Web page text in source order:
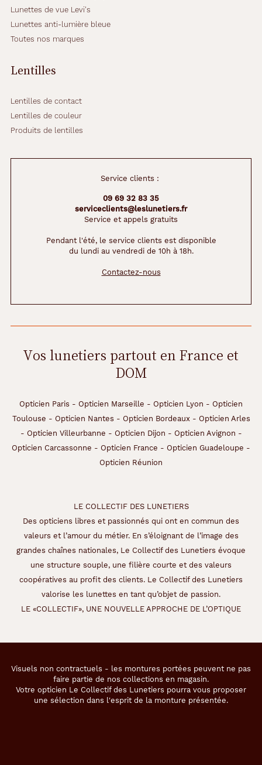
é
a
b
l
l
r
a
r
s
t
r
Dimensions
de
monture
mm
mm
Lunettes de vue Levi's
Lunettes anti-lumière bleue
Toutes nos marques
Lentilles
Lentilles de contact
Lentilles de couleur
Produits de lentilles
Service clients :
09 69 32 83 35
serviceclients@leslunetiers.fr
Service et appels gratuits
Pendant l'été, le service clients est disponible
du lundi au vendredi de 10h à 18h.
Contactez-nous
Vos lunetiers partout en France et
DOM
Opticien Paris - Opticien Marseille - Opticien Lyon - Opticien
Toulouse - Opticien Nantes - Opticien Bordeaux- Opticien Arles
- Opticien Villeurbanne - Opticien Dijon - Opticien Avignon -
Opticien Carcassonne - Opticien France - Opticien Guadeloupe -
Opticien Réunion
LE COLLECTIF DES LUNETIERS
Des opticiens libres et passionnés qui ont en commun des
valeurs et l’amour du métier. En s’éloignant de l’image des
grandes chaînes nationales, Le Collectif des Lunetiers évoque
une structure souple, une filière courte et des valeurs
coopératives au profit des clients. Le Collectif des Lunetiers
valorise les lunettes en tant qu’objet de passion.
LE «COLLECTIF», UNE NOUVELLE APPROCHE DE L’OPTIQUE
Visuels non contractuels - les montures portées peuvent ne pas
faire partie de nos collections en magasin.
Votre opticien Le Collectif des Lunetiers pourra vous proposer
une sélection dans l'esprit de la monture présentée.